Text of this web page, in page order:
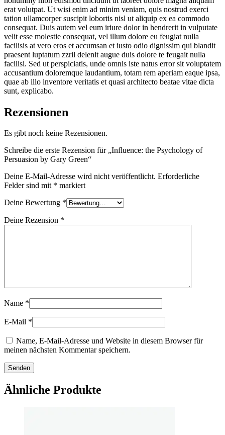
erat volutpat. Ut wisi enim ad minim veniam, quis nostrud exerci
tation ullamcorper suscipit lobortis nisl ut aliquip ex ea commodo
consequat. Duis autem vel eum iriure dolor in hendrerit in vulputate
velit esse molestie consequat, vel illum dolore eu feugiat nulla
facilisis at vero eros et accumsan et iusto odio dignissim qui blandit
praesent luptatum zzril delenit augue duis dolore te feugait nulla
facilisi. Sed ut perspiciatis, unde omnis iste natus error sit voluptatem
accusantium doloremque laudantium, totam rem aperiam eaque ipsa,
quae ab illo inventore veritatis et quasi architecto beatae vitae dicta
sunt, explicabo.
Rezensionen
Es gibt noch keine Rezensionen.
Schreibe die erste Rezension für „Influence: the Psychology of
Persuasion by Gary Green“
Deine E-Mail-Adresse wird nicht veröffentlicht. Erforderliche
Felder sind mit * markiert
Deine Bewertung *
Deine Rezension *
Name *
E-Mail *
Name, E-Mail-Adresse und Website in diesem Browser für
meinen nächsten Kommentar speichern.
Ähnliche Produkte